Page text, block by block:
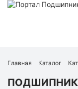
Главная Каталог